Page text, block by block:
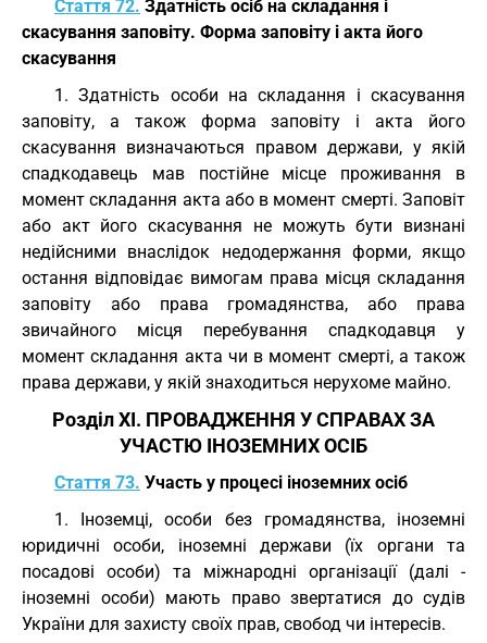
Стаття 72. Здатність осіб на складання і
скасування заповіту. Форма заповіту і акта його
скасування
1. Здатність особи на складання і скасування
заповіту, а також форма заповіту і акта його
скасування визначаються правом держави, у якій
спадкодавець мав постійне місце проживання в
момент складання акта або в момент смерті. Заповіт
або акт його скасування не можуть бути визнані
недійсними внаслідок недодержання форми, якщо
остання відповідає вимогам права місця складання
заповіту або права громадянства, або права
звичайного місця перебування спадкодавця у
момент складання акта чи в момент смерті, а також
права держави, у якій знаходиться нерухоме майно.
Розділ XI. ПРОВАДЖЕННЯ У СПРАВАХ ЗА
УЧАСТЮ ІНОЗЕМНИХ ОСІБ
Стаття 73. Участь у процесі іноземних осіб
1. Іноземці, особи без громадянства, іноземні
юридичні особи, іноземні держави (їх органи та
посадові особи) та міжнародні організації (далі -
іноземні особи) мають право звертатися до судів
України для захисту своїх прав, свобод чи інтересів.